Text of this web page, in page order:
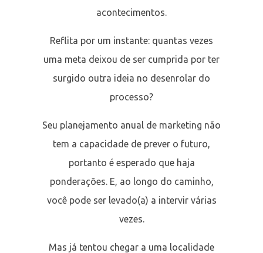
acontecimentos.
Reflita por um instante: quantas vezes
uma meta deixou de ser cumprida por ter
surgido outra ideia no desenrolar do
processo?
Seu planejamento anual de marketing não
tem a capacidade de prever o futuro,
portanto é esperado que haja
ponderações. E, ao longo do caminho,
você pode ser levado(a) a intervir várias
vezes.
Mas já tentou chegar a uma localidade